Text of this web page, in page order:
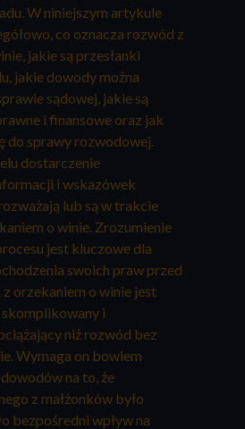
W niniejszym artykule
co oznacza rozwód z
jakie są przesłanki
jakie dowody można
sądowej, jakie są
i finansowe oraz jak
do sprawy rozwodowej.
dostarczenie
i wskazówek
lub są w trakcie
o winie. Zrozumienie
jest kluczowe dla
swoich praw przed
z orzekaniem o winie jest
i
niż rozwód bez
Wymaga on bowiem
na to, że
z małżonków było
bezpośredni wpływ na